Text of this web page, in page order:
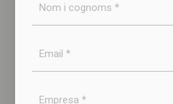
Aplicadora manual de mantega
per pernils i espatlles